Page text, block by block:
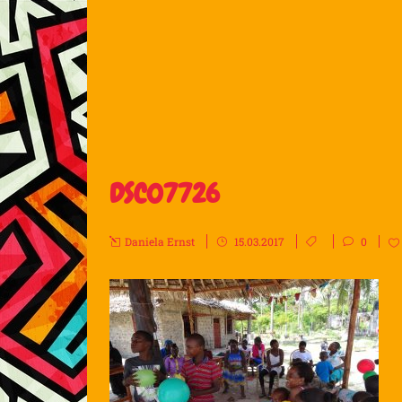
DSC07726
Daniela Ernst 15.03.2017 0